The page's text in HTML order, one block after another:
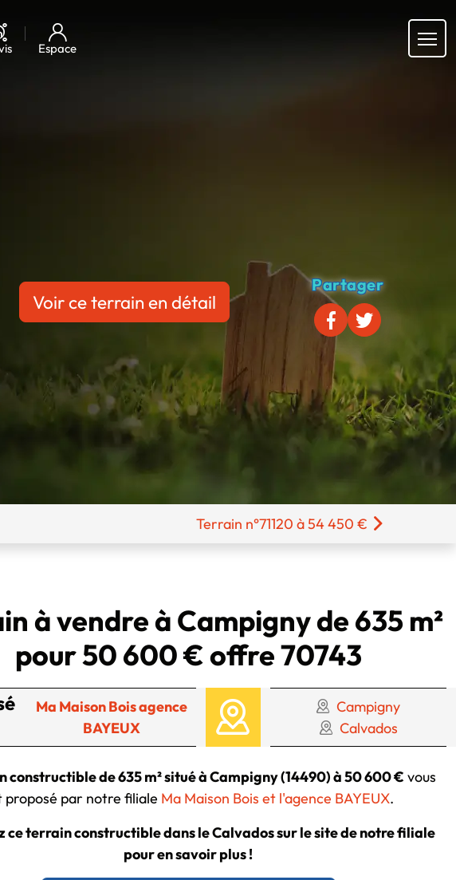
Espace
Voir ce terrain en détail
Partager
Terrain n°71120 à 54 450 €
à vendre à Campigny de 635 m²
pour 50 600 € offre 70743
Ma Maison Bois agence
BAYEUX
Campigny
Calvados
constructible de 635 m² situé à Campigny (14490) à 50 600 € vous
proposé par notre filiale Ma Maison Bois et l'agence BAYEUX.
ce terrain constructible dans le Calvados sur le site de notre filiale
pour en savoir plus !